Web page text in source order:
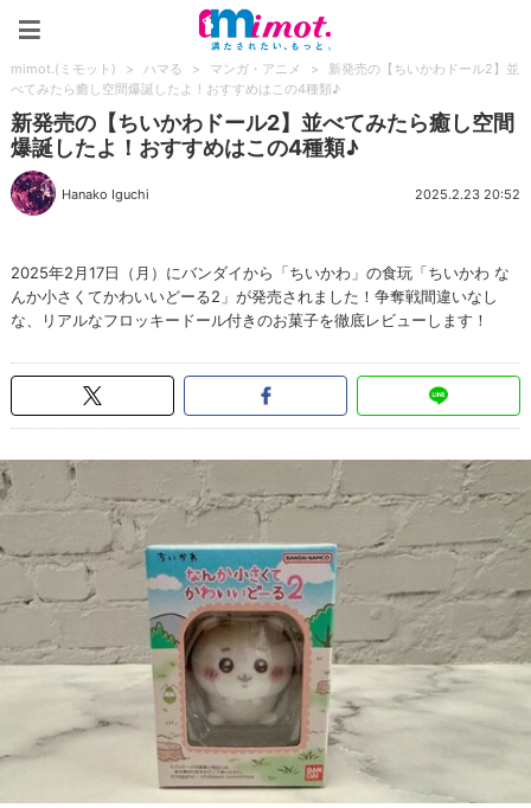
mimot.(ミモット) > ハマる > マンガ・アニメ >
新発売の【ちいかわドール2】並
べてみたら癒し空間爆誕したよ！おすすめはこの4種類♪
新発売の【ちいかわドール2】並べてみたら癒し空間
爆誕したよ！おすすめはこの4種類♪
Hanako Iguchi 2025.2.23 20:52
2025年2月17日（月）にバンダイから「ちいかわ」の食玩「ちいかわ な
んか小さくてかわいいどーる2」が発売されました！争奪戦間違いなし
な、リアルなフロッキードール付きのお菓子を徹底レビューします！